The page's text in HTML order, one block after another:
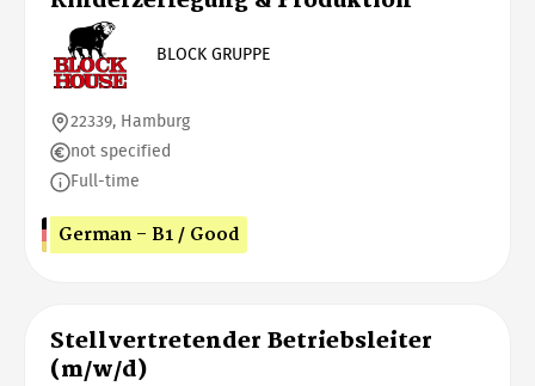
BLOCK GRUPPE
22339, Hamburg
not specified
Full-time
German - B1 / Good
Stellvertretender Betriebsleiter
(m/w/d)